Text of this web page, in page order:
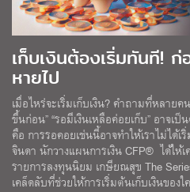
เก็บเงินต้องเริ่มทันที! ก่
หายไป
เมื่อไหร่จะเริ่มเก็บเงิน? คำถามที่หลาย
ขึ้นก่อน” “รอมีเงินเหลือค่อยเก็บ” อาจเ
คือ การรอคอยเช่นนี้อาจทำให้เราไม่ไ
จินดา นักวางแผนการเงิน CFP® ได้ให้เ
รายการลงทุนนิยม เกษียณสุข The
เคล็ดลับที่ช่วยให้การเริ่มต้นเก็บเงินของ